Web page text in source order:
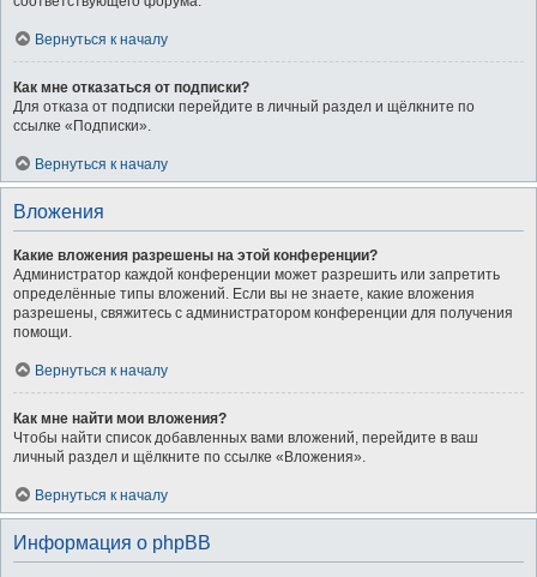
Вернуться к началу
Как мне отказаться от подписки?
Для отказа от подписки перейдите в личный раздел и щёлкните по
ссылке «Подписки».
Вернуться к началу
Вложения
Какие вложения разрешены на этой конференции?
Администратор каждой конференции может разрешить или запретить
определённые типы вложений. Если вы не знаете, какие вложения
разрешены, свяжитесь с администратором конференции для получения
помощи.
Вернуться к началу
Как мне найти мои вложения?
Чтобы найти список добавленных вами вложений, перейдите в ваш
личный раздел и щёлкните по ссылке «Вложения».
Вернуться к началу
Информация о phpBB